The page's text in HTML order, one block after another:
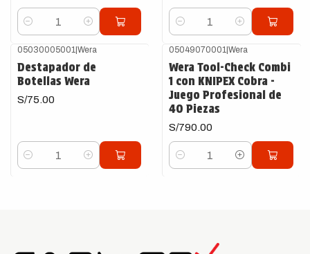
Cantidad Cantidad
05030005001 |Wera
Destapador de
Botellas Wera
S/75.00
Cantidad
05049070001 |Wera
Wera Tool-Check Combi
1 con KNIPEX Cobra -
Juego Profesional de
40 Piezas
S/790.00
Cantidad